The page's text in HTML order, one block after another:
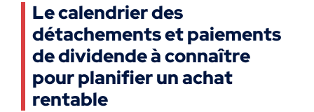
Le calendrier des
détachements et paiements
de dividende à connaître
pour planifier un achat
rentable